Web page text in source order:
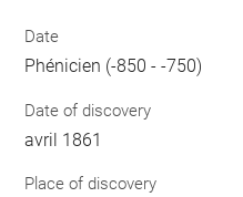
Date
Phénicien (-850 - -750)
Date of discovery
avril 1861
Place of discovery